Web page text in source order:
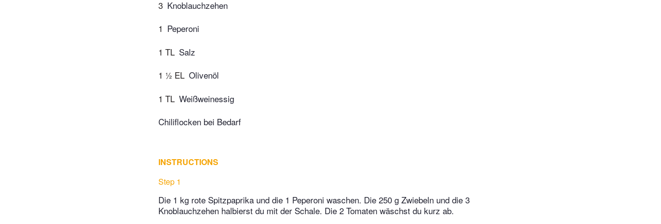
3 Knoblauchzehen
1 Peperoni
1 TL Salz
1 ½ EL Olivenöl
1 TL Weißweinessig
Chiliflocken bei Bedarf
INSTRUCTIONS
Step 1
Die 1 kg rote Spitzpaprika und die 1 Peperoni waschen. Die 250 g Zwiebeln und die 3
Knoblauchzehen halbierst du mit der Schale. Die 2 Tomaten wäschst du kurz ab.